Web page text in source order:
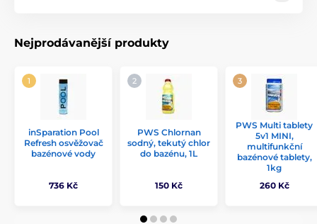
k vířivkám.
Nejprodávanější produkty
inSparation Pool
Refresh osvěžovač
bazénové vody
736 Kč
PWS Chlornan
sodný, tekutý chlor
do bazénu, 1L
150 Kč
PWS Multi tablety
5v1 MINI,
multifunkční
bazénové tablety,
1kg
260 Kč